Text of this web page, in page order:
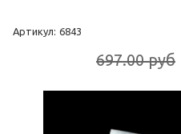
Артикул: 6843
697.00 руб